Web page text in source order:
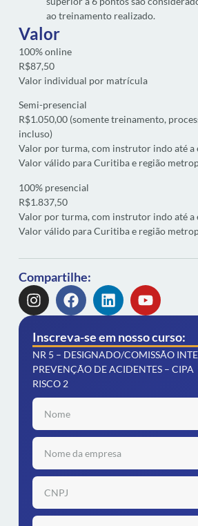
ao treinamento realizado.
Valor
100% online
R$87,50
Valor individual por matrícula
Semi-presencial
R$1.050,00 (somente treinamento,
incluso)
Valor por turma, com instrutor indo até a
Valor válido para Curitiba e região
100% presencial
R$1.837,50
Valor por turma, com instrutor indo até a
Valor válido para Curitiba e região
Compartilhe:
Inscreva-se em nosso curso:
NR 5 – DESIGNADO/COMISSÃO
PREVENÇÃO DE ACIDENTES – CIPA
RISCO 2